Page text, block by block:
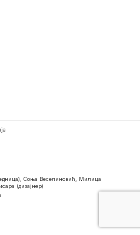
Соња Веселиновић, Милица
(дизајнер)